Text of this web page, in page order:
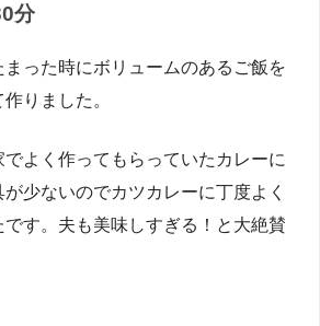
分
った時にボリュームのあるご飯を
りました。
よく作ってもらっていたカレーに
少ないのでカツカレーに丁度よく
す。夫も美味しすぎる！と大絶賛